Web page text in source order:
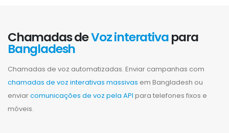
Chamadas deVoz interativapara
Bangladesh
Chamadas de voz automatizadas. Enviar campanhas com
chamadas de voz interativas massivas em Bangladesh ou
enviarcomunicações de voz pela API para telefones fixos e
móveis.